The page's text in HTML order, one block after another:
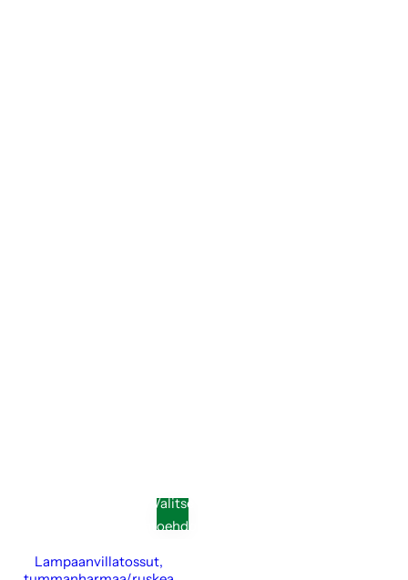
Valitse
vaihtoehdoista
Lampaanvillatossut,